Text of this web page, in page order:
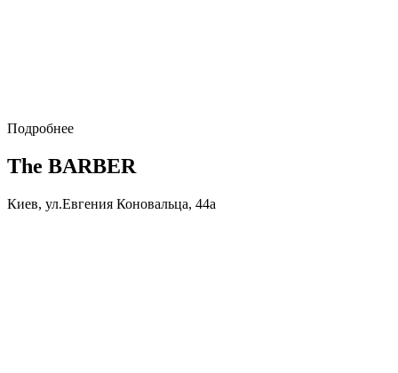
Подробнее
The BARBER
Киев, ул.Евгения Коновальца, 44а